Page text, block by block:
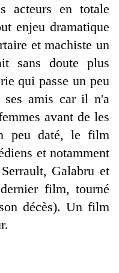
acteurs en totale
enjeu dramatique
et machiste un
sans doute plus
qui passe un peu
ses amis car il n'a
avant de les
peu daté, le film
et notamment
Galabru et
film, tourné
décès). Un film